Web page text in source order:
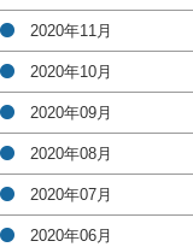
2020年11月
2020年10月
2020年09月
2020年08月
2020年07月
2020年06月